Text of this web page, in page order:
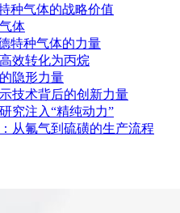
种气体的战略价值
体
特种气体的力量
效转化为丙烷
隐形力量
技术背后的创新力量
究注入“精纯动力”
从氟气到硫磺的生产流程